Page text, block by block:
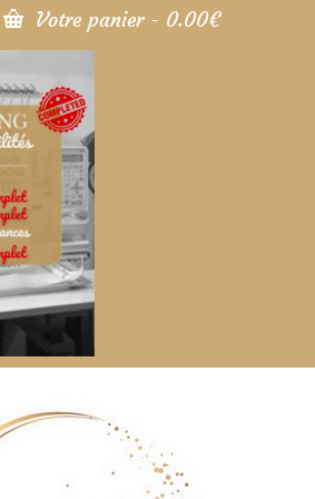
Votre panier - 0.00€